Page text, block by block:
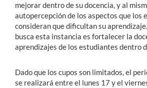
mejorar dentro de su docencia, y al
autopercepción de los aspectos que los
consideran que dificultan su
busca esta instancia es fortalecer la
aprendizajes de los estudiantes dentro
Dado que los cupos son limitados, el
se realizará entre el lunes 17 y el